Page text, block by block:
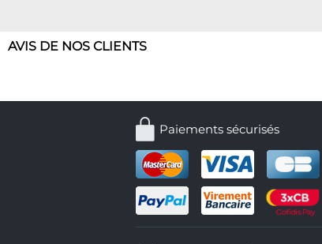
AVIS DE NOS CLIENTS
Paiements sécurisés